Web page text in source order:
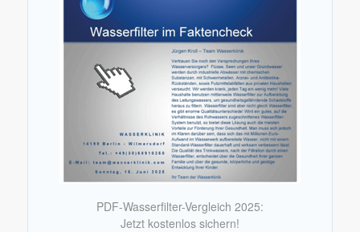
PDF-Wasserfilter-Vergleich 2025:
Jetzt kostenlos sichern!